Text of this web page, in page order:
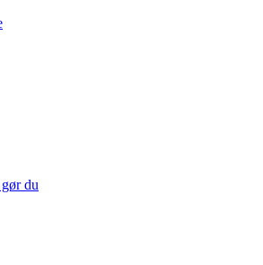
du